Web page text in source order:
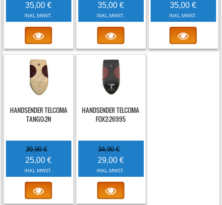
35,00 €
INKL.MWST.
35,00 €
INKL.MWST.
35,00 €
INKL.MWST.
HANDSENDER TELCOMA
TANGO-2N
39,90 €
25,00 €
INKL.MWST.
HANDSENDER TELCOMA
FOX2-26995
34,90 €
29,00 €
INKL.MWST.